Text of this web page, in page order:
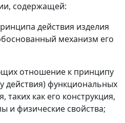
содержащей:
действия изделия
механизм его
отношение к принципу
действия) функциональных
таких как его конструкция,
и физические свойства;